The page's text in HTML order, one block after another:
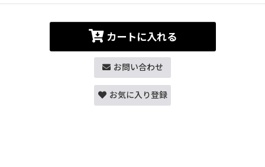
カートに入れる
お問い合わせ
お気に入り登録